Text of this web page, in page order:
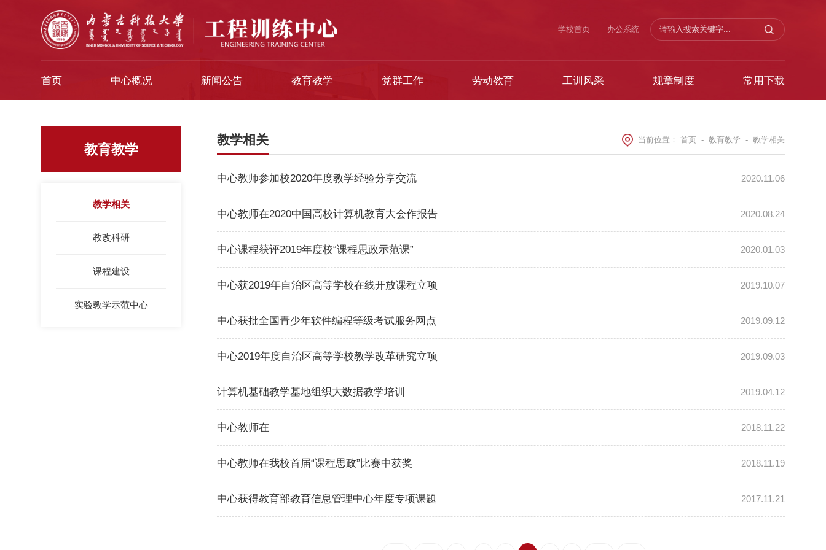
学校首页 办公系统
首页 中心概况 新闻公告 教育教学 党群工作 劳动教育 工训风采 规章制度 常用下载
教育教学
教学相关
教改科研
课程建设
实验教学示范中心
教学相关 当前位置： 首页- 教育教学- 教学相关
中心教师参加校2020年度教学经验分享交流 2020.11.06
中心教师在2020中国高校计算机教育大会作报告 2020.08.24
中心课程获评2019年度校“课程思政示范课” 2020.01.03
中心获2019年自治区高等学校在线开放课程立项 2019.10.07
中心获批全国青少年软件编程等级考试服务网点 2019.09.12
中心2019年度自治区高等学校教学改革研究立项 2019.09.03
计算机基础教学基地组织大数据教学培训 2019.04.12
中心教师在 2018.11.22
中心教师在我校首届“课程思政”比赛中获奖 2018.11.19
中心获得教育部教育信息管理中心年度专项课题 2017.11.21